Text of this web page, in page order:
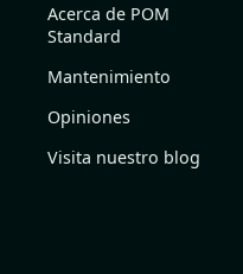
Acerca de POM
Standard
Mantenimiento
Opiniones
Visita nuestro blog